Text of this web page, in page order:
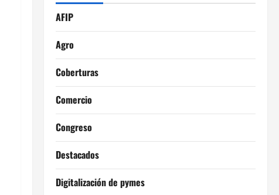
AFIP
Agro
Coberturas
Comercio
Congreso
Destacados
Digitalización de pymes